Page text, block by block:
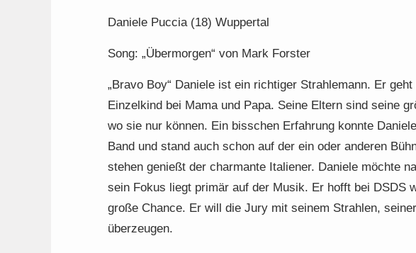
Daniele Puccia (18) Wuppertal
Song: „Übermorgen“ von Mark Forster
„Bravo Boy“ Daniele ist ein richtiger Strahlemann. Er
Einzelkind bei Mama und Papa. Seine Eltern sind seine
wo sie nur können. Ein bisschen Erfahrung konnte
Band und stand auch schon auf der ein oder anderen
stehen genießt der charmante Italiener. Daniele möchte
sein Fokus liegt primär auf der Musik. Er hofft bei DSDS
große Chance. Er will die Jury mit seinem Strahlen,
überzeugen.